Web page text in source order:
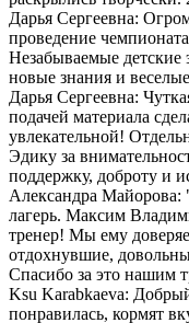
Дарья Сергеевна:
проведение
Незабываемые детские
новые знания и
Дарья Сергеевна:
подачей материала
увлекательной!
Эдику за
поддержку, доброту и
Александра Майорова:
лагерь. Максим
тренер! Мы ему
отдохнувшие,
Спасибо за это нашим
Ksu Karabkaeva:
понравилась, кормят